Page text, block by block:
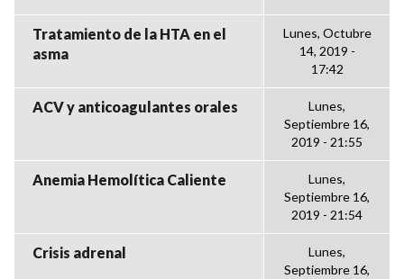
Tratamiento de la HTA en el
asma
Lunes, Octubre
14, 2019 -
17:42
ACV y anticoagulantes orales
Lunes,
Septiembre 16,
2019 - 21:55
Anemia Hemolítica Caliente
Lunes,
Septiembre 16,
2019 - 21:54
Crisis adrenal
Lunes,
Septiembre 16,